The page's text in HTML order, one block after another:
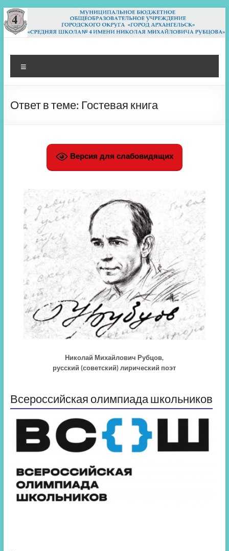
Перейти
к
содержимому
МБОУ СШ 4
Архангельск
Ответ в теме: Гостевая книга
Версия для слабовидящих
Николай Михайлович Рубцов,
русский (советский) лирический поэт
Всероссийская олимпиада школьников